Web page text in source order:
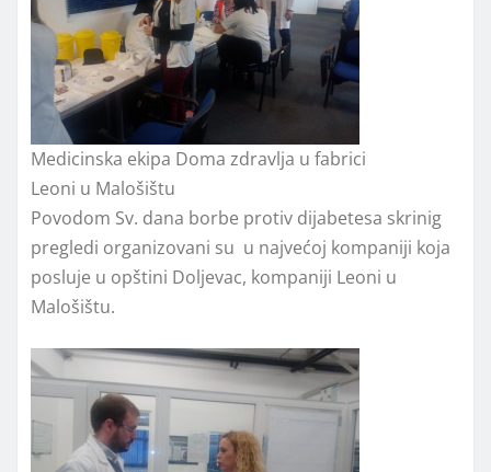
Medicinska ekipa Doma zdravlja u fabrici
Leoni u Malošištu
Povodom Sv. dana borbe protiv dijabetesa skrinig
pregledi organizovani su u najvećoj kompaniji koja
posluje u opštini Doljevac, kompaniji Leoni u
Malošištu.